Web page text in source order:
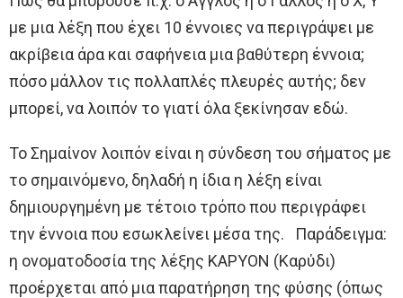
με μια λέξη που έχει 10 έννοιες να περιγράψει με
ακρίβεια άρα και σαφήνεια μια βαθύτερη έννοια;
πόσο μάλλον τις πολλαπλές πλευρές αυτής; δεν
μπορεί, να λοιπόν το γιατί όλα ξεκίνησαν εδώ.
Το Σημαίνον λοιπόν είναι η σύνδεση του σήματος με
το σημαινόμενο, δηλαδή η ίδια η λέξη είναι
δημιουργημένη με τέτοιο τρόπο που περιγράφει
την έννοια που εσωκλείνει μέσα της. Παράδειγμα:
η ονοματοδοσία της λέξης ΚΑΡΥΟΝ (Καρύδι)
προέρχεται από μια παρατήρηση της φύσης (όπως